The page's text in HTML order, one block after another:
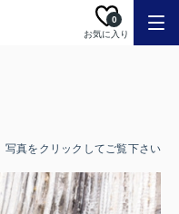
お気に入り
0
写真をクリックしてご覧下さい